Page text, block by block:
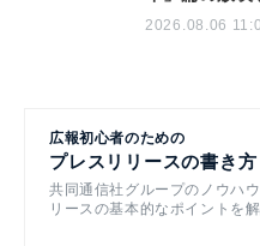
2026.08.06
広報初心者のための
プレスリリースの書き方
共同通信社グループのノウハ
リースの基本的なポイントを解